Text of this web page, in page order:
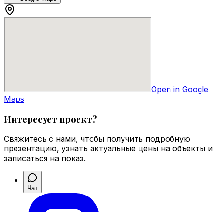
Open in Google
Maps
Интересует проект?
Свяжитесь с нами, чтобы получить подробную
презентацию, узнать актуальные цены на объекты и
записаться на показ.
Чат